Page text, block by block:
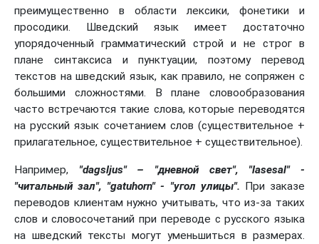
преимущественно в области лексики, фонетики и
просодики. Шведский язык имеет достаточно
упорядоченный грамматический строй и не строг в
плане синтаксиса и пунктуации, поэтому перевод
текстов на шведский язык, как правило, не сопряжен с
большими сложностями. В плане словообразования
часто встречаются такие слова, которые переводятся
на русский язык сочетанием слов (существительное +
прилагательное, существительное + существительное).
Например, "dagsljus" – "дневной свет", "lasesal" -
"читальный зал", "gatuhorn" - "угол улицы". При заказе
переводов клиентам нужно учитывать, что из-за таких
слов и словосочетаний при переводе с русского языка
на шведский тексты могут уменьшиться в размерах.